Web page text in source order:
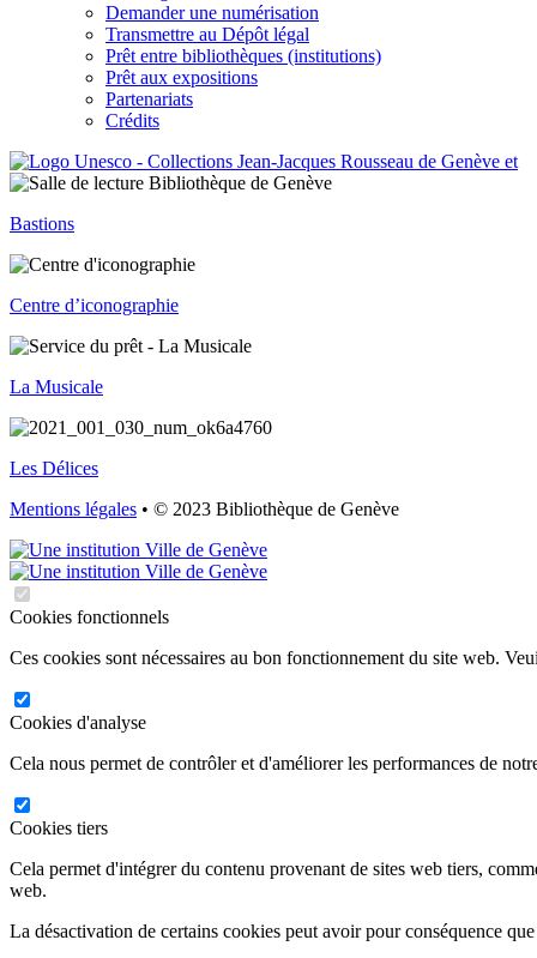
Demander une numérisation
Transmettre au Dépôt légal
Prêt entre bibliothèques (institutions)
Prêt aux expositions
Partenariats
Crédits
Bastions
Centre d’iconographie
La Musicale
Les Délices
Mentions légales • © 2023 Bibliothèque de Genève
Cookies fonctionnels
Ces cookies sont nécessaires au bon fonctionnement du site web.
Cookies d'analyse
Cela nous permet de contrôler et d'améliorer les performances de
Cookies tiers
Cela permet d'intégrer du contenu provenant de sites web tiers,
web.
La désactivation de certains cookies peut avoir pour conséquence